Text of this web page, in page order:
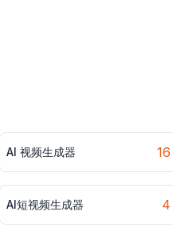
AI 视频生成器 16
AI短视频生成器 4